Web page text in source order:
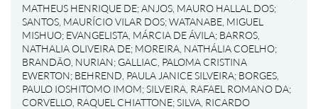
MATHEUS HENRIQUE DE;ANJOS, MAURO HALLAL DOS;
SANTOS, MAURÍCIO VILAR DOS;WATANABE, MIGUEL
MISHUO; EVANGELISTA, MÁRCIA DE ÁVILA; BARROS,
NATHALIA OLIVEIRA DE; MOREIRA, NATHÁLIA COELHO;
BRANDÃO, NURIAN; GALLIAC, PALOMA CRISTINA
EWERTON; BEHREND, PAULA JANICE SILVEIRA; BORGES,
PAULO IOSHITOMO IMOM;SILVEIRA, RAFAEL ROMANO DA;
CORVELLO, RAQUEL CHIATTONE;SILVA, RICARDO